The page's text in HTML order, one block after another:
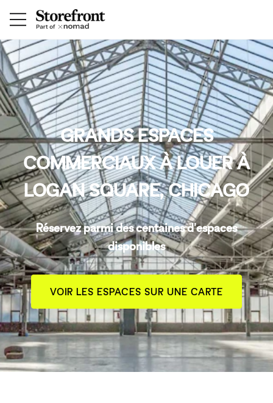
GRANDS ESPACES
COMMERCIAUX À LOUER À
LOGAN SQUARE, CHICAGO
Réservez parmi des centaines d'espaces
disponibles
VOIR LES ESPACES SUR UNE CARTE